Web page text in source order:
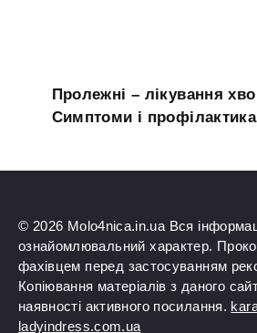
Пролежні – лікування
Симптоми і профілактика
© 2026 Molo4nica.in.ua Вся
ознайомлювальний характер.
фахівцем перед застосуванням
Копіювання матеріалів з даного
наявності активного посилання.
ladyindress.com.ua